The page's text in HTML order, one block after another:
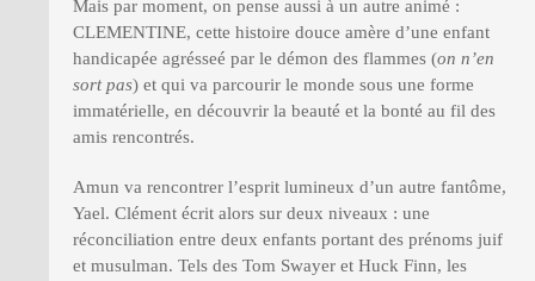
Mais par moment, on pense aussi à un autre animé :
CLEMENTINE, cette histoire douce amère d’une enfant
handicapée agrésseé par le démon des flammes (on n’en
sort pas) et qui va parcourir le monde sous une forme
immatérielle, en découvrir la beauté et la bonté au fil des
amis rencontrés.
Amun va rencontrer l’esprit lumineux d’un autre fantôme,
Yael. Clément écrit alors sur deux niveaux : une
réconciliation entre deux enfants portant des prénoms juif
et musulman. Tels des Tom Swayer et Huck Finn, les